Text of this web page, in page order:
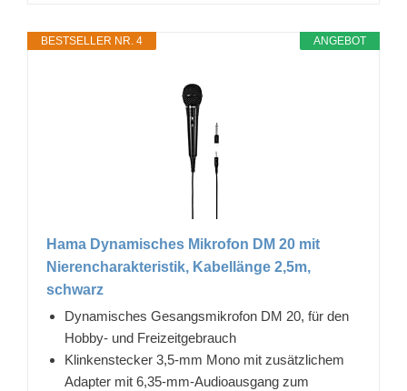
ANGEBOT
BESTSELLER NR. 4
Hama Dynamisches Mikrofon DM 20 mit
Nierencharakteristik, Kabellänge 2,5m,
schwarz
Dynamisches Gesangsmikrofon DM 20, für den
Hobby- und Freizeitgebrauch
Klinkenstecker 3,5-mm Mono mit zusätzlichem
Adapter mit 6,35-mm-Audioausgang zum